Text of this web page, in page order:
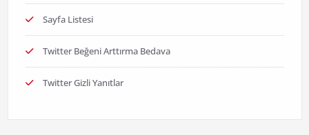
Sayfa Listesi
Twitter Beğeni Arttırma Bedava
Twitter Gizli Yanıtlar